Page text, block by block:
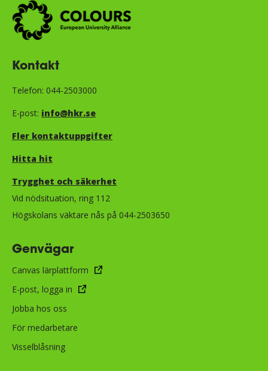
Kontakt
Telefon: 044-2503000
E-post: info@hkr.se
Fler kontaktuppgifter
Hitta hit
Trygghet och säkerhet​​​​​​​​​​​
Vid nödsituation, ring 112
Högskolans väktare nås på 044-2503650
Genvägar
Canvas lärplattform
E-post, logga in
Jobba hos oss
För medarbetare
Visselblåsning